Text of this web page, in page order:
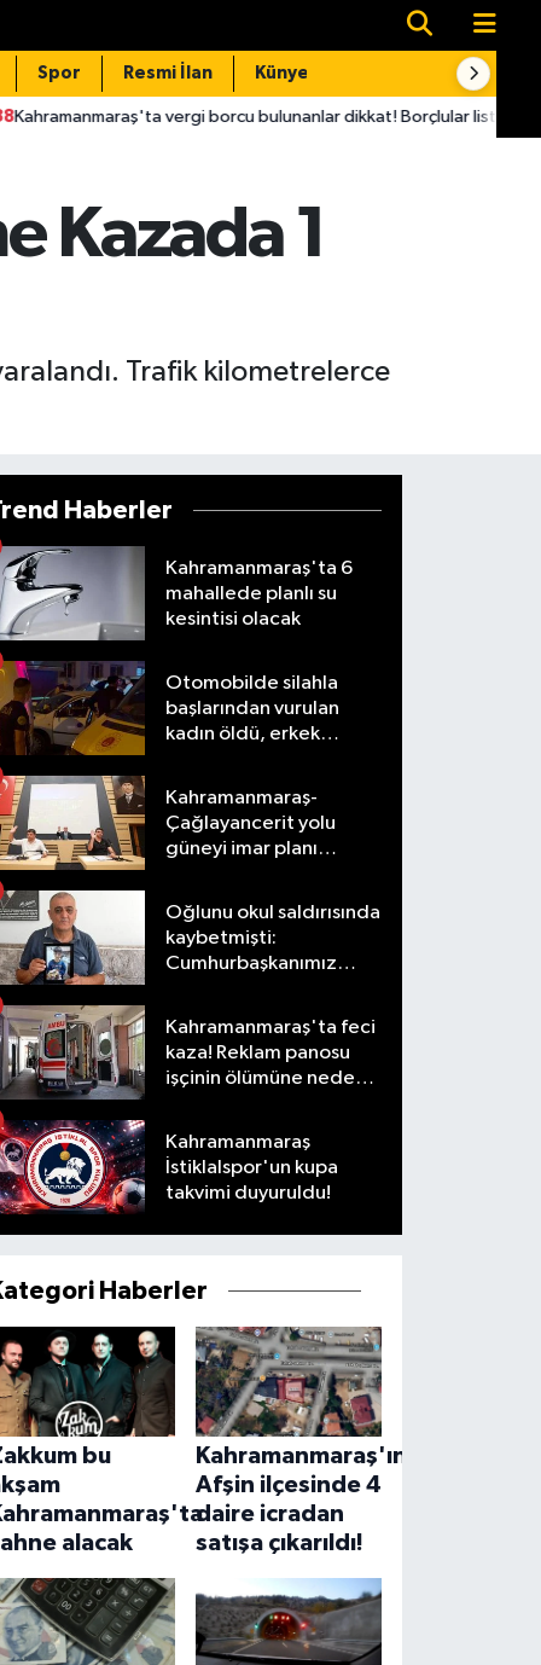
Spor Resmi İlan Künye
vergi borcu bulunanlar dikkat! Borçlular listesinde isminiz olabilir
Kazada 1
Trafik kilometrelerce
Haberler
Kahramanmaraş'ta 6
mahallede planlı su
kesintisi olacak
Otomobilde silahla
başlarından vurulan
kadın öldü, erkek
Kahramanmaraş-
Çağlayancerit yolu
güneyi imar planı
Oğlunu okul saldırısında
kaybetmişti:
Cumhurbaşkanımız
Kahramanmaraş'ta feci
kaza! Reklam panosu
işçinin ölümüne neden
Kahramanmaraş
İstiklalspor'un kupa
takvimi duyuruldu!
Haberler
bu
alacak
Kahramanmaraş'ın
Afşin ilçesinde 4
daire icradan
satışa çıkarıldı!